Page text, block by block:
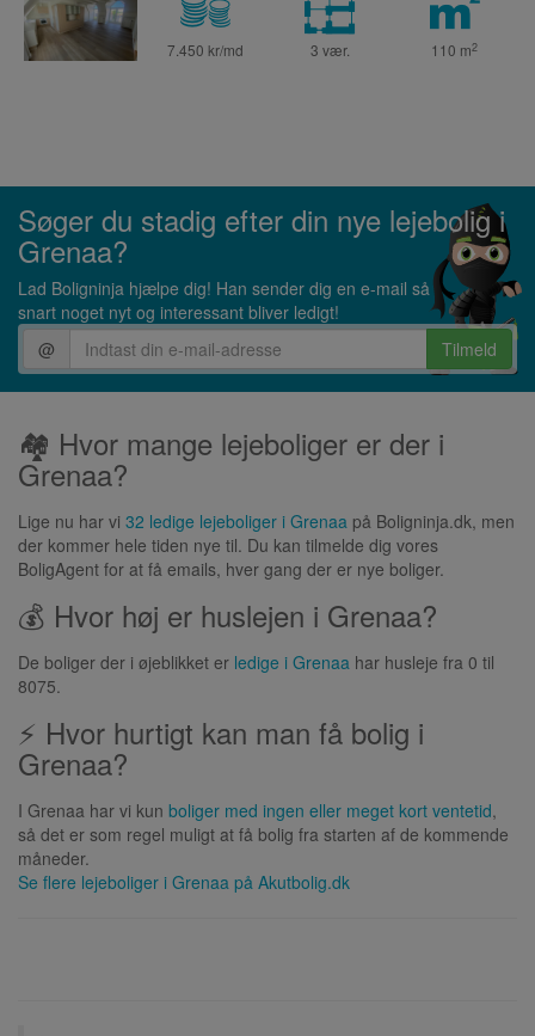
7.450 kr/md 3 vær. 110 m2
Søger du stadig efter din nye lejebolig i
Grenaa?
Lad Boligninja hjælpe dig! Han sender dig en e-mail så
snart noget nyt og interessant bliver ledigt!
@
Tilmeld
🏘 Hvor mange lejeboliger er der i
Grenaa?
Lige nu har vi 32 ledige lejeboliger i Grenaa på Boligninja.dk, men
der kommer hele tiden nye til. Du kan tilmelde dig vores
BoligAgent for at få emails, hver gang der er nye boliger.
💰 Hvor høj er huslejen i Grenaa?
De boliger der i øjeblikket er ledige i Grenaa har husleje fra 0 til
8075.
⚡ Hvor hurtigt kan man få bolig i
Grenaa?
I Grenaa har vi kun boliger med ingen eller meget kort ventetid,
så det er som regel muligt at få bolig fra starten af de kommende
måneder.
Se flere lejeboliger i Grenaa på Akutbolig.dk